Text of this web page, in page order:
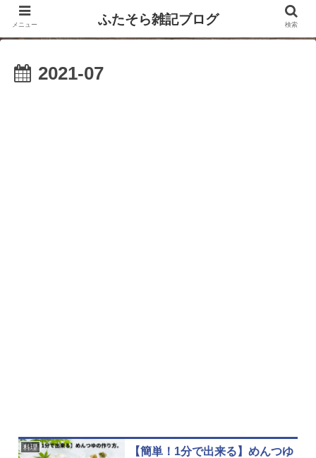
2021-07
料理
【簡単！1分で出来る】めんつゆ
メニュー ふたそら雑記ブログ 検索